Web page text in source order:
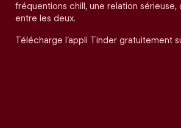
fréquentions chill, une relation
entre les deux.
Télécharge l’appli Tinder gratuitement